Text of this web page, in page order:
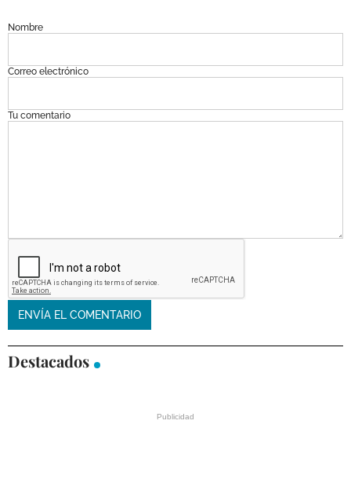
Nombre
Correo electrónico
Tu comentario
Destacados